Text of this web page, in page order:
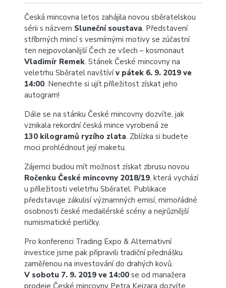
Česká mincovna letos zahájila novou sběratelskou
sérii s názvem Sluneční soustava. Představení
stříbrných mincí s vesmírnými motivy se zúčastní
ten nejpovolanější Čech ze všech – kosmonaut
Vladimír Remek. Stánek České mincovny na
veletrhu Sběratel navštívív pátek 6. 9. 2019 ve
14:00. Nenechte si ujít příležitost získat jeho
autogram!
Dále se na stánku České mincovny dozvíte, jak
vznikala rekordní česká mince vyrobená ze
130 kilogramů ryzího zlata. Zblízka si budete
moci prohlédnout její maketu.
Zájemci budou mít možnost získat zbrusu novou
Ročenku České mincovny 2018/19, která vychází
u příležitosti veletrhu Sběratel. Publikace
představuje zákulisí významných emisí, mimořádné
osobnosti české medailérské scény a nejrůznější
numismatické perličky.
Pro konferenci Trading Expo & Alternativní
investice jsme pak připravili tradiční přednášku
zaměřenou na investování do drahých kovů.
V sobotu 7. 9. 2019 ve 14:00 se od manažera
prodeje České mincovny Petra Kejzara dozvíte,